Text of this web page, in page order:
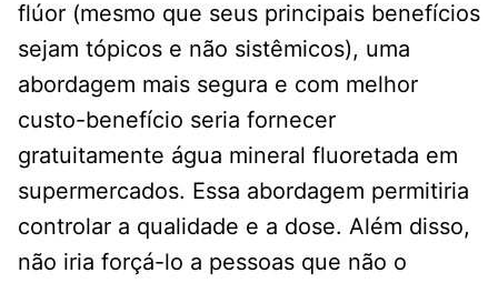
flúor (mesmo que seus principais benefícios
sejam tópicos e não sistêmicos), uma
abordagem mais segura e com melhor
custo-benefício seria fornecer
gratuitamente água mineral fluoretada em
supermercados. Essa abordagem permitiria
controlar a qualidade e a dose. Além disso,
não iria forçá-lo a pessoas que não o